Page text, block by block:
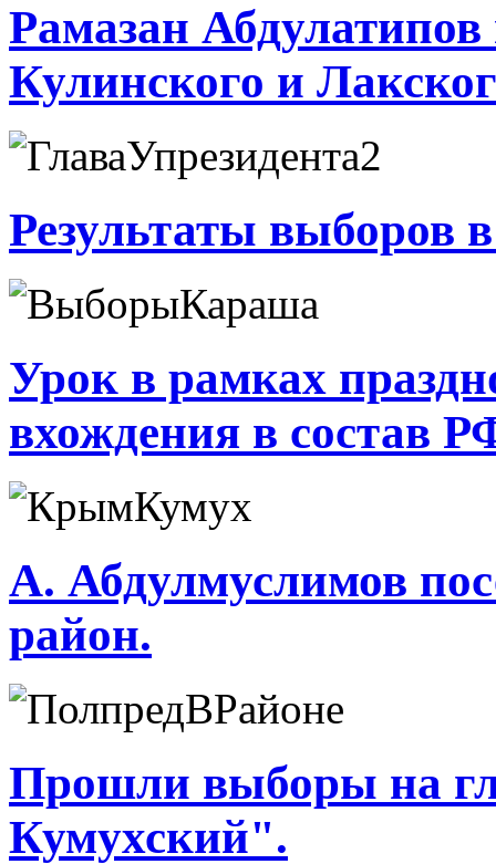
Рамазан Абдулатипов
Кулинского и
Результаты выборов
Урок в рамках
вхождения в состав
А. Абдулмуслимов
район.
Прошли выборы на
Кумухский".